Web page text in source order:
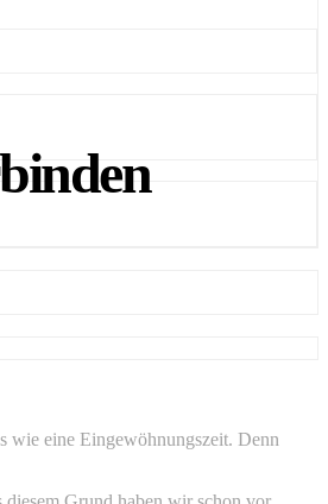
wie eine Eingewöhnungszeit. Denn